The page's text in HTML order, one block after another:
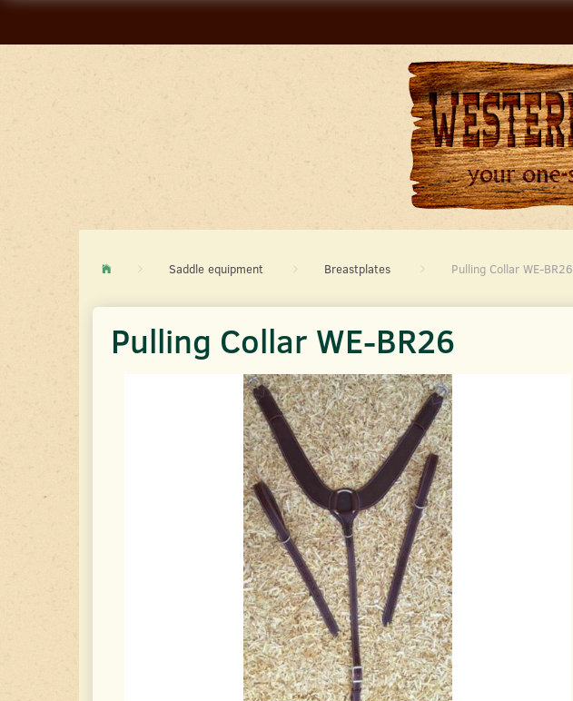
Saddle equipment Breastplates Pulling Collar WE-BR26
Pulling Collar WE-BR26